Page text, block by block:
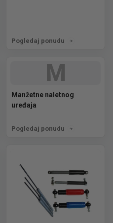
Pogledaj ponudu
M
Manžetne naletnog
uređaja
Pogledaj ponudu